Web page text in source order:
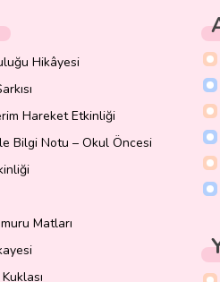
Hikâyesi
Hareket Etkinliği
Bilgi Notu – Okul Öncesi
Matları